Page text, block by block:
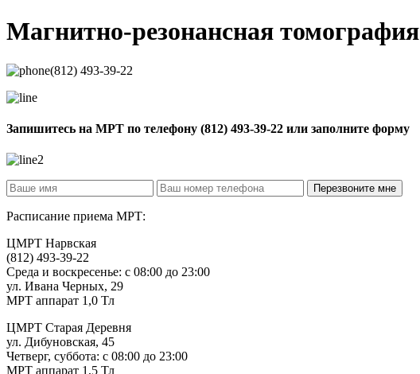
Магнитно-резонансная томография
(812) 493-39-22
Запишитесь на МРТ по телефону (812) 493-39-22 или заполните форму
Расписание приема МРТ:
ЦМРТ Нарвская
(812) 493-39-22
Среда и воскресенье: с 08:00 до 23:00
ул. Ивана Черных, 29
МРТ аппарат 1,0 Тл
ЦМРТ Старая Деревня
ул. Дибуновская, 45
Четверг, суббота: с 08:00 до 23:00
МРТ аппарат 1,5 Тл